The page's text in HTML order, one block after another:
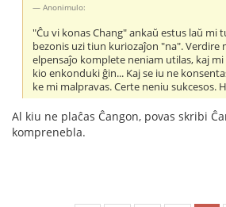
Anonimulo:
"Ĉu vi konas Chang" ankaŭ estus laŭ mi
bezonis uzi tiun kuriozaĵon "na". Verdire
elpensaĵo komplete neniam utilas, kaj mi
kio enkonduki ĝin... Kaj se iu ne
ke mi malpravas. Certe neniu sukcesos.
Al kiu ne plaĉas Ĉangon, povas skribi
komprenebla.